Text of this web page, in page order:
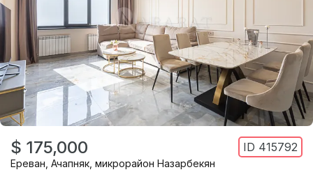
$ 175,000 ID 415792
Ереван Ачапняк микрорайон Назарбекян